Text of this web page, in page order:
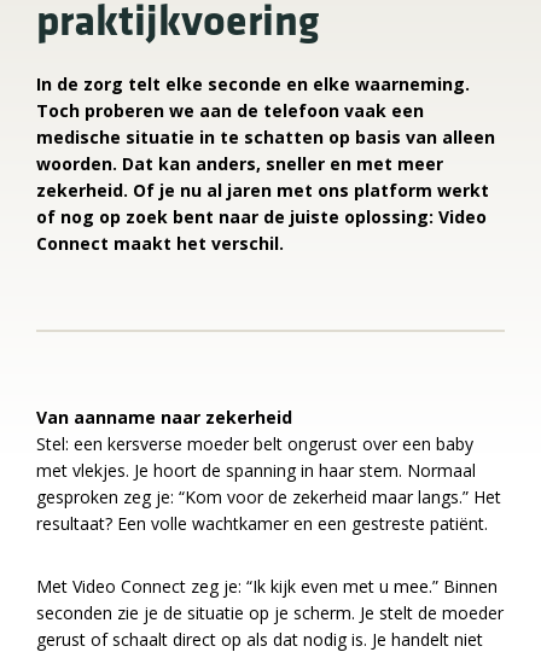
praktijkvoering
In de zorg telt elke seconde en elke waarneming.
Toch proberen we aan de telefoon vaak een
medische situatie in te schatten op basis van alleen
woorden. Dat kan anders, sneller en met meer
zekerheid. Of je nu al jaren met ons platform werkt
of nog op zoek bent naar de juiste oplossing: Video
Connect maakt het verschil.
Van aanname naar zekerheid
Stel: een kersverse moeder belt ongerust over een baby
met vlekjes. Je hoort de spanning in haar stem. Normaal
gesproken zeg je: “Kom voor de zekerheid maar langs.” Het
resultaat? Een volle wachtkamer en een gestreste patiënt.
Met Video Connect zeg je: “Ik kijk even met u mee.” Binnen
seconden zie je de situatie op je scherm. Je stelt de moeder
gerust of schaalt direct op als dat nodig is. Je handelt niet